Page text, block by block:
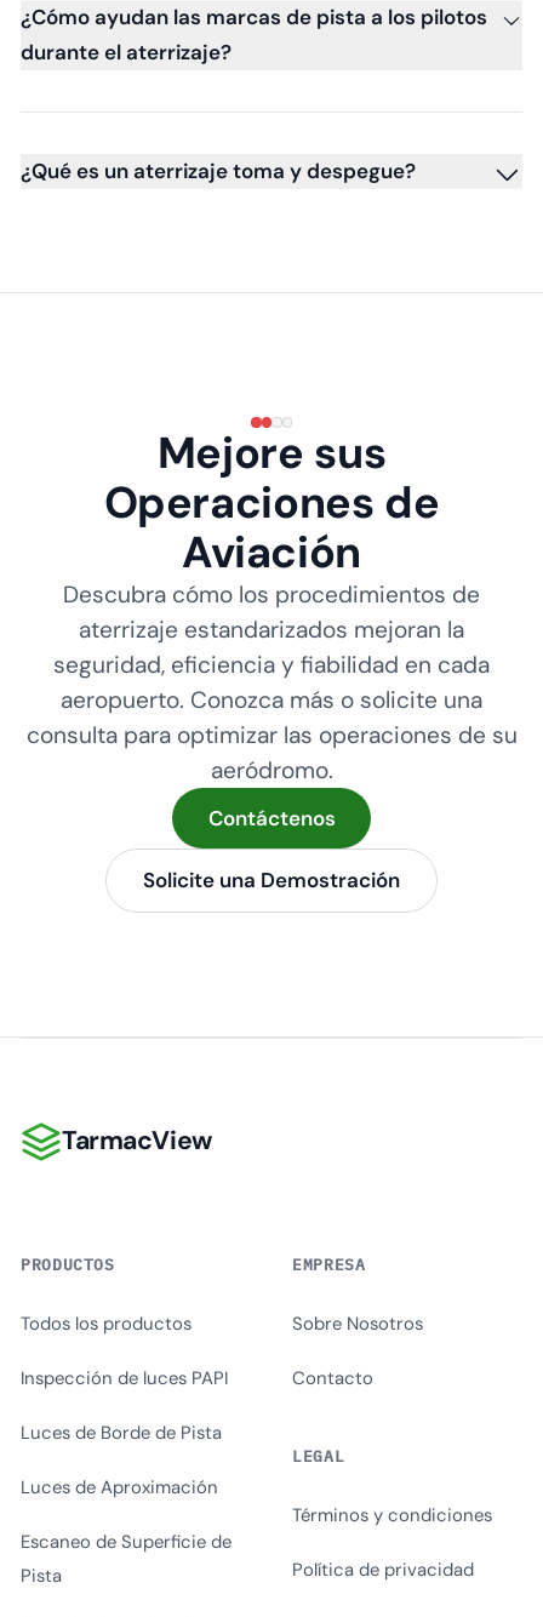
¿Cómo ayudan las marcas de pista a los pilotos
durante el aterrizaje?
¿Qué es un aterrizaje toma y despegue?
Mejore sus
Operaciones de
Aviación
Descubra cómo los procedimientos de
aterrizaje estandarizados mejoran la
seguridad, eficiencia y fiabilidad en cada
aeropuerto. Conozca más o solicite una
consulta para optimizar las operaciones de su
aeródromo.
Contáctenos
Solicite una Demostración
TarmacView
TarmacView
PRODUCTOS
Todos los productos
Inspección de luces PAPI
Luces de Borde de Pista
Luces de Aproximación
Escaneo de Superficie de
Pista
EMPRESA
Sobre Nosotros
Contacto
LEGAL
Términos y condiciones
Política de privacidad